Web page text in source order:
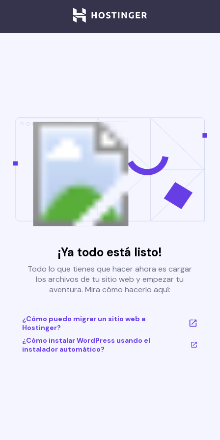
¡Ya todo está listo!
Todo lo que tienes que hacer ahora es cargar
los archivos de tu sitio web y empezar tu
aventura. Mira cómo hacerlo aquí:
¿Cómo puedo migrar un sitio web a
Hostinger?
¿Cómo instalar WordPress usando el
instalador automático?